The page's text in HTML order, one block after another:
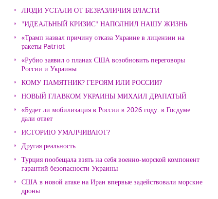
ЛЮДИ УСТАЛИ ОТ БЕЗРАЗЛИЧИЯ ВЛАСТИ
"ИДЕАЛЬНЫЙ КРИЗИС" НАПОЛНИЛ НАШУ ЖИЗНЬ
«Трамп назвал причину отказа Украине в лицензии на
ракеты Patriot
«Рубио заявил о планах США возобновить переговоры
России и Украины
КОМУ ПАМЯТНИК? ГЕРОЯМ ИЛИ РОССИИ?
НОВЫЙ ГЛАВКОМ УКРАИНЫ МИХАИЛ ДРАПАТЫЙ
«Будет ли мобилизация в России в 2026 году: в Госдуме
дали ответ
ИСТОРИЮ УМАЛЧИВАЮТ?
Другая реальность
Турция пообещала взять на себя военно-морской компонент
гарантий безопасности Украины
США в новой атаке на Иран впервые задействовали морские
дроны